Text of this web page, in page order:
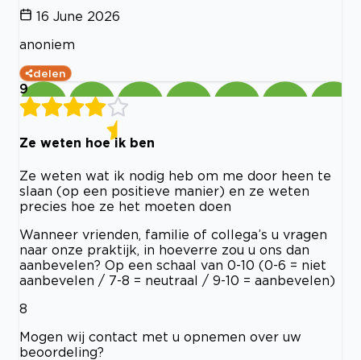
16 June 2026
anoniem
delen
9
Ze weten hoe ik ben
Ze weten wat ik nodig heb om me door heen te
slaan (op een positieve manier) en ze weten
precies hoe ze het moeten doen
Wanneer vrienden, familie of collega’s u vragen
naar onze praktijk, in hoeverre zou u ons dan
aanbevelen? Op een schaal van 0-10 (0-6 = niet
aanbevelen / 7-8 = neutraal / 9-10 = aanbevelen)
8
Mogen wij contact met u opnemen over uw
beoordeling?